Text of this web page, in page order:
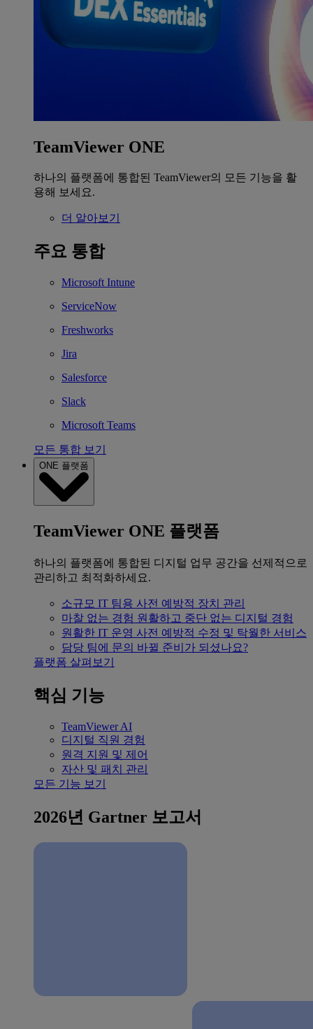
TeamViewer ONE
하나의 플랫폼에 통합된 TeamViewer의 모든 기능을 활
용해 보세요.
더 알아보기
주요 통합
Microsoft Intune
ServiceNow
Freshworks
Jira
Salesforce
Slack
Microsoft Teams
모든 통합 보기
ONE 플랫폼
TeamViewer ONE 플랫폼
하나의 플랫폼에 통합된 디지털 업무 공간을 선제적으로
관리하고 최적화하세요.
소규모 IT 팀용 사전 예방적 장치 관리
마찰 없는 경험 원활하고 중단 없는 디지털 경험
원활한 IT 운영 사전 예방적 수정 및 탁월한 서비스
담당 팀에 문의 바뀔 준비가 되셨나요?
플랫폼 살펴보기
핵심 기능
TeamViewer AI
디지털 직원 경험
원격 지원 및 제어
자산 및 패치 관리
모든 기능 보기
2026년 Gartner 보고서